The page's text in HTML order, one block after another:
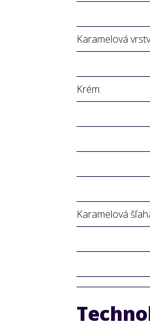
Karamelová
Krém:
Karamelová